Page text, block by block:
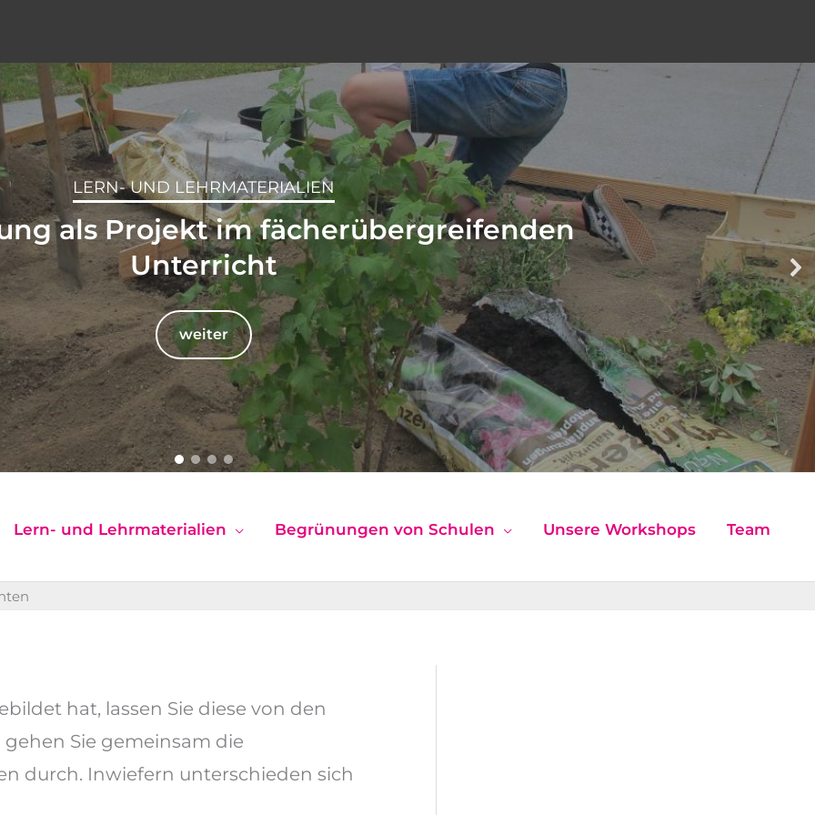
LERN- UND LEHRMATERIALIEN
als Projekt im fächerübergreifenden
Unterricht
weiter
Lern- und Lehrmaterialien Begrünungen von Schulen Unsere Workshops Team
hat, lassen Sie diese von den
Sie gemeinsam die
durch. Inwiefern unterschieden sich